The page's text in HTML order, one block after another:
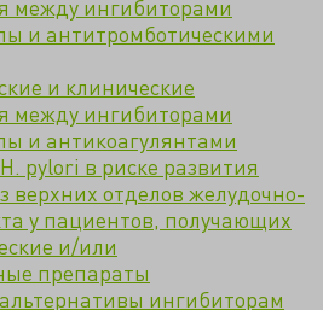
между ингибиторами
и антитромботическими
и клинические
между ингибиторами
и антикоагулянтами
pylori в риске развития
верхних отделов желудочно-
у пациентов, получающих
и/или
препараты
ингибиторам